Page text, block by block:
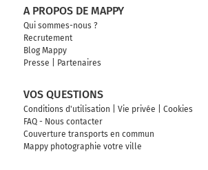
A PROPOS DE MAPPY
Qui sommes-nous ?
Recrutement
Blog Mappy
Presse
Partenaires
VOS QUESTIONS
Conditions d'utilisation Vie privée
Cookies
FAQ - Nous contacter
Couverture transports en commun
Mappy photographie votre ville